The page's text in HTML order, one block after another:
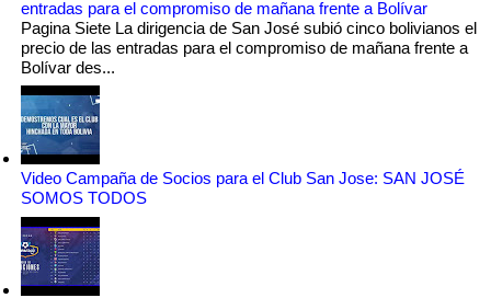
entradas para el compromiso de mañana frente a Bolívar
Pagina Siete La dirigencia de San José subió cinco bolivianos el
precio de las entradas para el compromiso de mañana frente a
Bolívar des...
Video Campaña de Socios para el Club San Jose: SAN JOSÉ
SOMOS TODOS